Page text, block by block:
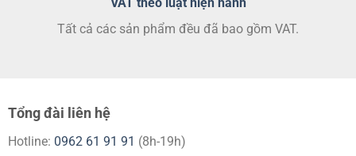
VAT theo luật hiện hành
Tất cả các sản phẩm đều đã bao gồm VAT.
Tổng đài liên hệ
Hotline: 0962 61 91 91 (8h-19h)